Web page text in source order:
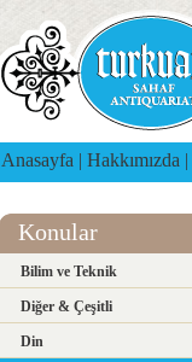
Anasayfa | Hakkımızda |
Konular
Bilim ve Teknik
Diğer & Çeşitli
Din